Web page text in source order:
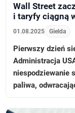
Wall Street
i taryfy ciągną
01.08.2025 Gielda
Pierwszy dzień
Administracja
niespodziewanie
paliwa,